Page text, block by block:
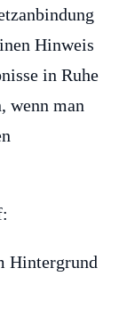
Hinweis
in Ruhe
wenn man